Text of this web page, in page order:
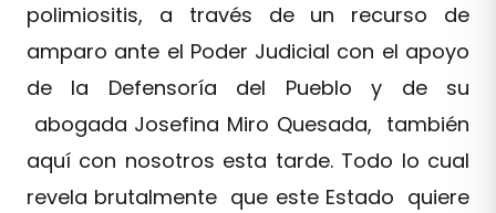
polimiositis, a través de un recurso de
amparo ante el Poder Judicial con el apoyo
de la Defensoría del Pueblo y de su
abogada Josefina Miro Quesada, también
aquí con nosotros esta tarde. Todo lo cual
revela brutalmente que este Estado quiere